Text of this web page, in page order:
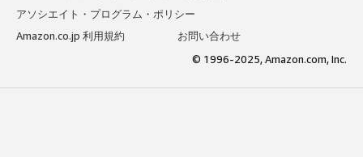
アソシエイト・プログラム・ポリシー
Amazon.co.jp 利用規約
お問い合わせ
© 1996-2025, Amazon.com, Inc.